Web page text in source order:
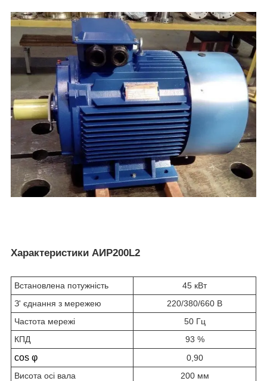
Характеристики АИР200L2
Встановлена потужність
45 кВт
З' єднання з мережею
220/380/660 В
Частота мережі
50 Гц
КПД
93 %
cos φ
0,90
Висота осі вала
200 мм